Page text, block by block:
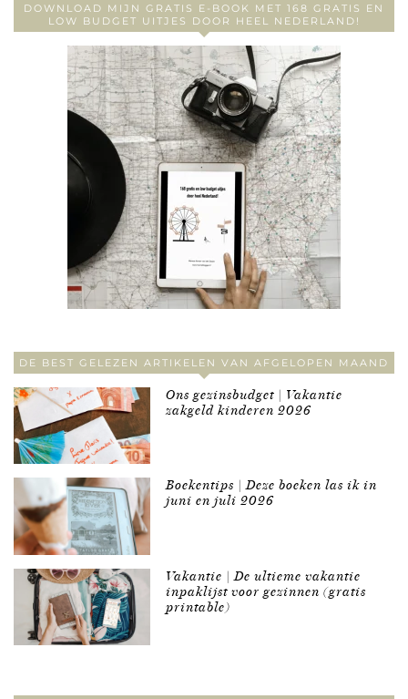
DOWNLOAD MIJN GRATIS E-BOOK MET 168 GRATIS EN
LOW BUDGET UITJES DOOR HEEL NEDERLAND!
DE BEST GELEZEN ARTIKELEN VAN AFGELOPEN MAAND
Ons gezinsbudget | Vakantie
zakgeld kinderen 2026
Boekentips | Deze boeken las ik in
juni en juli 2026
Vakantie | De ultieme vakantie
inpaklijst voor gezinnen (gratis
printable)